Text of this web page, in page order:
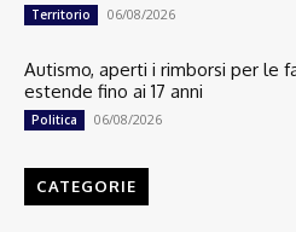
Territorio 06/08/2026
Autismo, aperti i rimborsi per le
estende fino ai 17 anni
Politica 06/08/2026
CATEGORIE